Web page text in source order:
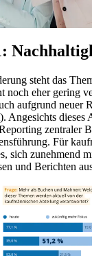
steht das
noch eher gering
aufgrund neuer
Angesichts dieses
zentraler
Für
sich zunehmend
und Berichten